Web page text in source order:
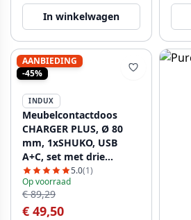
In winkelwagen
AANBIEDING
-45%
INDUX
Meubelcontactdoos
CHARGER PLUS, Ø 80
mm, 1xSHUKO, USB
A+C, set met drie
verwisselbare modules
(USB-A, HDMI, RJ45),
kabel 1,5 m, zwart
5.0(1)
Op voorraad
€ 89,29
€ 49,50